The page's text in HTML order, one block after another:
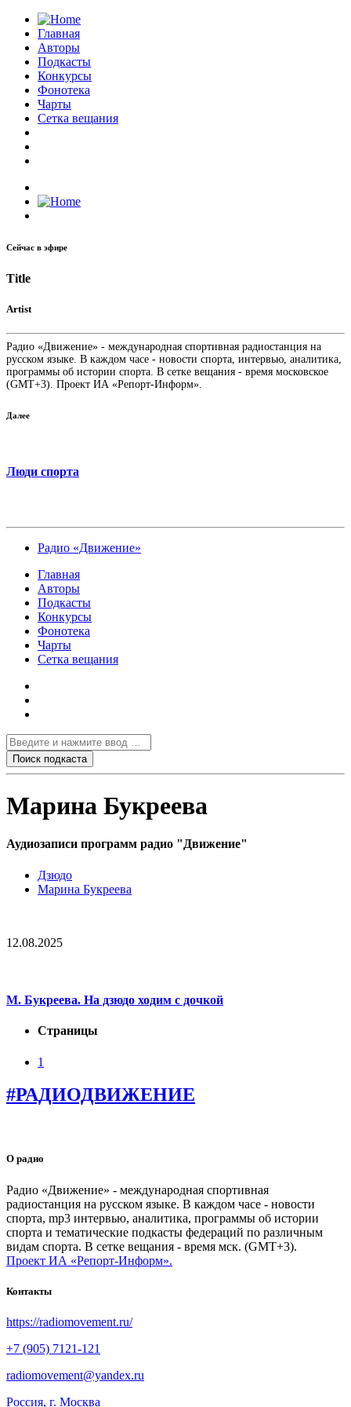
Главная
Авторы
Подкасты
Конкурсы
Фонотека
Чарты
Сетка вещания
Сейчас в эфире
Title
Artist
Радио «Движение» - международная спортивная радиостанция на
русском языке. В каждом часе - новости спорта, интервью, аналитика,
программы об истории спорта. В сетке вещания - время московское
(GMT+3). Проект ИА «Репорт-Информ».
Далее
Люди спорта
Радио «Движение»
Главная
Авторы
Подкасты
Конкурсы
Фонотека
Чарты
Сетка вещания
Марина Букреева
Аудиозаписи программ радио "Движение"
Дзюдо
Марина Букреева
12.08.2025
М. Букреева. На дзюдо ходим с дочкой
Страницы
1
#РАДИОДВИЖЕНИЕ
О радио
Радио «Движение» - международная спортивная
радиостанция на русском языке. В каждом часе - новости
спорта, mp3 интервью, аналитика, программы об истории
спорта и тематические подкасты федераций по различным
видам спорта. В сетке вещания - время мск. (GMT+3).
Проект ИА «Репорт-Информ».
Контакты
https://radiomovement.ru/
+7 (905) 7121-121
radiomovement@yandex.ru
Россия, г. Москва